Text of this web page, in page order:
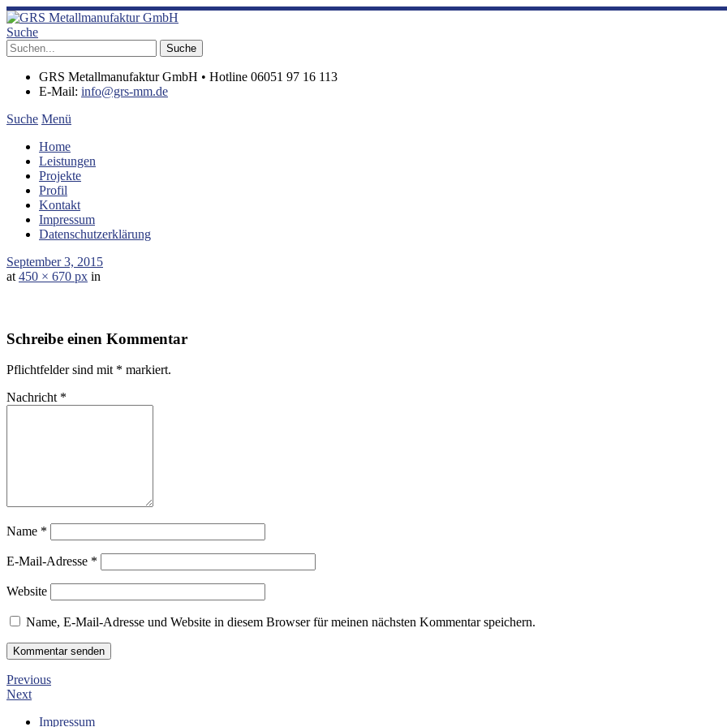
Suche
GRS Metallmanufaktur GmbH • Hotline 06051 97 16 113
E-Mail: info@grs-mm.de
Suche Menü
Home
Leistungen
Projekte
Profil
Kontakt
Impressum
Datenschutzerklärung
September 3, 2015
at 450 × 670 px in
Schreibe einen Kommentar
Pflichtfelder sind mit * markiert.
Nachricht *
Name *
E-Mail-Adresse *
Website
Name, E-Mail-Adresse und Website in diesem Browser für meinen nächsten Kommentar speichern.
Previous
Next
Impressum